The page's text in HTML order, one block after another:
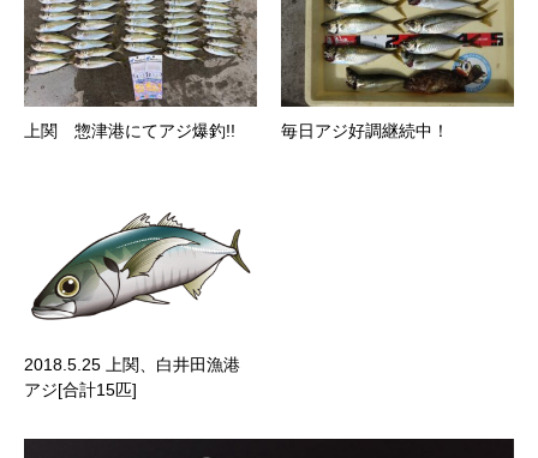
上関 惣津港にてアジ爆釣!! 毎日アジ好調継続中！
2018.5.25 上関、白井田漁港
アジ[合計15匹]